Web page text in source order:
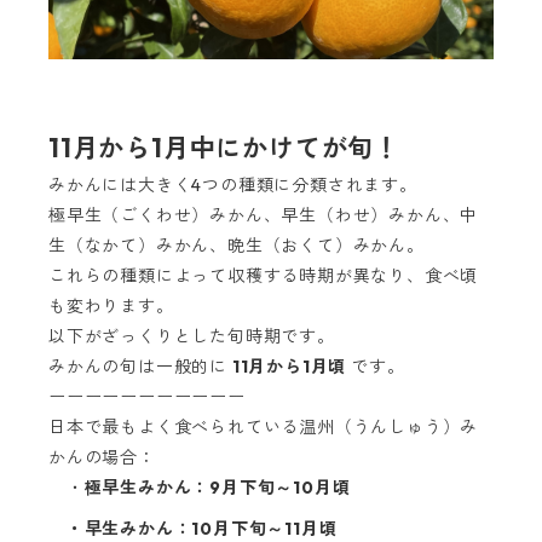
11月から1月中にかけてが旬！
みかんには大きく4つの種類に分類されます。
極早生（ごくわせ）みかん、早生（わせ）みかん、中
生（なかて）みかん、晩生（おくて）みかん。
これらの種類によって収穫する時期が異なり、食べ頃
も変わります。
以下がざっくりとした旬時期です。
みかんの旬は一般的に 11月から1月頃 です。
ーーーーーーーーーーー
日本で最もよく食べられている温州（うんしゅう）み
かんの場合：
・ 極早生みかん：9月下旬～10月頃
・ 早生みかん ：10月下旬～11月頃